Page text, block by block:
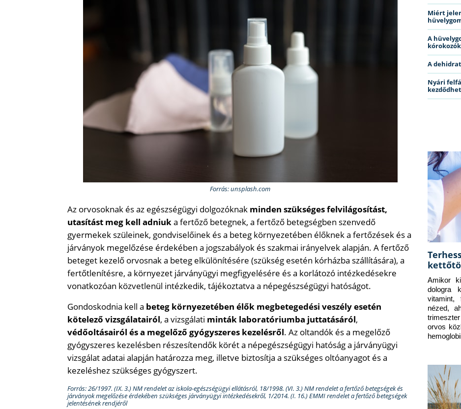
Forrás: unsplash.com
Az orvosoknak és az egészségügyi dolgozóknak minden szükséges felvilágosítást,
utasítást meg kell adniuka fertőző betegnek, a fertőző betegségben szenvedő
gyermekek szüleinek, gondviselőinek és a beteg környezetében élőknek a fertőzések és a
járványok megelőzése érdekében a jogszabályok és szakmai irányelvek alapján. A fertőző
beteget kezelő orvosnak a beteg elkülönítésére (szükség esetén kórházba szállítására), a
fertőtlenítésre, a környezet járványügyi megfigyelésére és a korlátozó intézkedésekre
vonatkozóan közvetlenül intézkedik, tájékoztatva a népegészségügyi hatóságot.
Gondoskodnia kell a beteg környezetében élők megbetegedési veszély esetén
kötelező vizsgálatairól, a vizsgálati minták laboratóriumba juttatásáról,
védőoltásairól és a megelőző gyógyszeres kezelésről. Az oltandók és a megelőző
gyógyszeres kezelésben részesítendők körét a népegészségügyi hatóság a járványügyi
vizsgálat adatai alapján határozza meg, illetve biztosítja a szükséges oltóanyagot és a
kezeléshez szükséges gyógyszert.
Forrás: 26/1997. (IX. 3.) NM rendelet az iskola-egészségügyi ellátásról, 18/1998. (VI. 3.) NM rendelet a fertőző betegségek és
járványok megelőzése érdekében szükséges járványügyi intézkedésekről, 1/2014. (I. 16.) EMMI rendelet a fertőző betegségek
jelentésének rendjéről
Miért
A
A
Nyári
Amikor
dologra
vitamint,
nézed,
orvos